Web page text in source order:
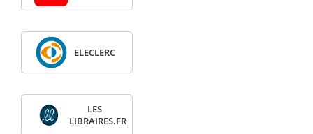
ELECLERC
LES
LIBRAIRES.FR